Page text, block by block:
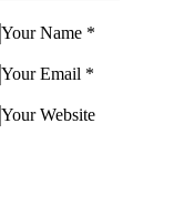
Your Name *
Your Email *
Your Website